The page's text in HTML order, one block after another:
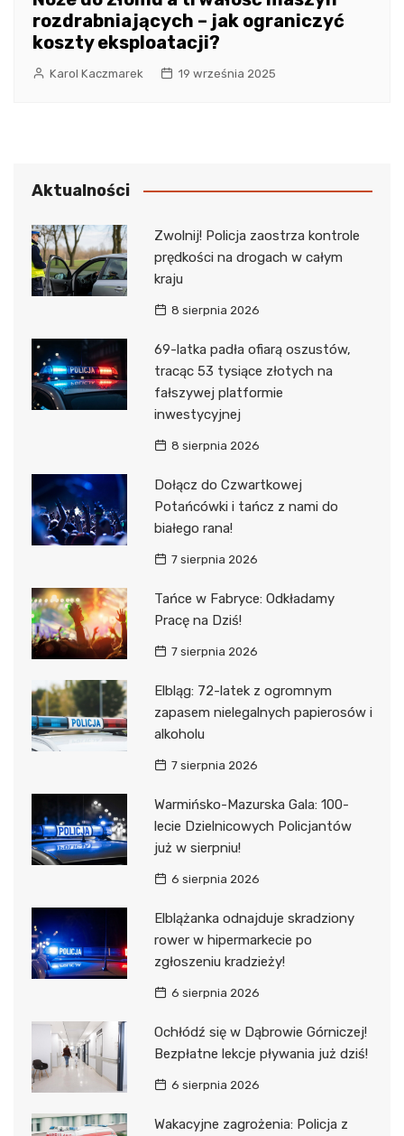
rozdrabniających – jak ograniczyć
koszty eksploatacji?
Karol Kaczmarek 19 września 2025
Aktualności
Zwolnij! Policja zaostrza kontrole
prędkości na drogach w całym
kraju
8 sierpnia 2026
69-latka padła ofiarą oszustów,
tracąc 53 tysiące złotych na
fałszywej platformie
inwestycyjnej
8 sierpnia 2026
Dołącz do Czwartkowej
Potańcówki i tańcz z nami do
białego rana!
7 sierpnia 2026
Tańce w Fabryce: Odkładamy
Pracę na Dziś!
7 sierpnia 2026
Elbląg: 72-latek z ogromnym
zapasem nielegalnych papierosów i
alkoholu
7 sierpnia 2026
Warmińsko-Mazurska Gala: 100-
lecie Dzielnicowych Policjantów
już w sierpniu!
6 sierpnia 2026
Elblążanka odnajduje skradziony
rower w hipermarkecie po
zgłoszeniu kradzieży!
6 sierpnia 2026
Ochłódź się w Dąbrowie Górniczej!
Bezpłatne lekcje pływania już dziś!
6 sierpnia 2026
Wakacyjne zagrożenia: Policja z